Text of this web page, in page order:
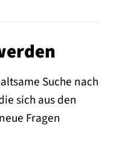
Suche nach
sich aus den
Fragen